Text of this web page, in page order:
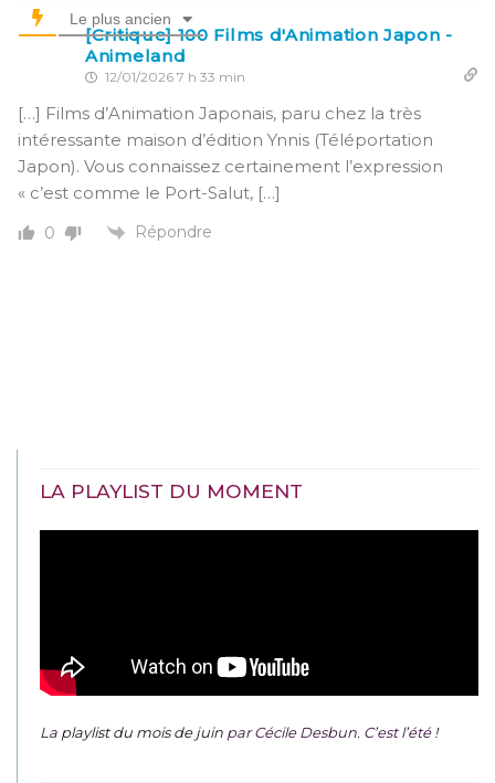
Le plus ancien
[Critique] 100 Films d'Animation Japon -
Animeland
12/01/2026 7 h 33 min
[…] Films d’Animation Japonais, paru chez la très
intéressante maison d’édition Ynnis (Téléportation
Japon). Vous connaissez certainement l’expression
« c’est comme le Port-Salut, […]
0 Répondre
LA PLAYLIST DU MOMENT
La playlist du mois de juin par Cécile Desbun. C’est l’été !